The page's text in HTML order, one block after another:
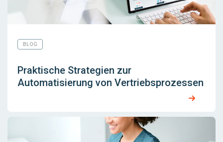
BLOG
Praktische Strategien zur
Automatisierung von Vertriebsprozessen